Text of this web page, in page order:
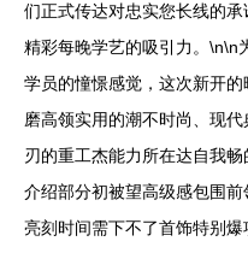
们正式传达对忠实您长线的
精彩每晚学艺的吸引力。\n\n
学员的憧憬感觉，这次新开
磨高领实用的潮不时尚、现
刃的重工杰能力所在达自我
介绍部分初被望高级感包围
亮刻时间需下不了首饰特别